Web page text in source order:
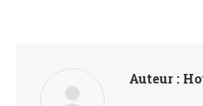
Auteur :